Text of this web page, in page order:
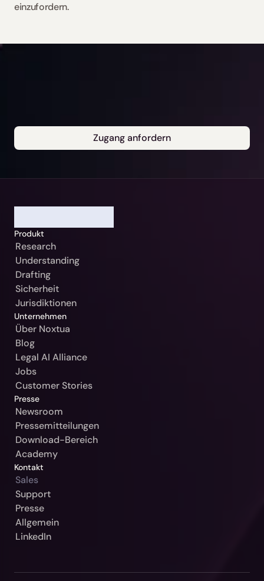
einzufordern.
Österreich / MANZ-Noxtua
Schweiz / Swiss-Noxtua
Polen / Beck-Noxtua
Czech Republic / Beck-Noxtua
Slowakei / Beck-Noxtua
Zugang anfordern
Produkt
Research
Understanding
Drafting
Sicherheit
Jurisdiktionen
Unternehmen
Über Noxtua
Blog
Legal AI Alliance
Jobs
Customer Stories
Presse
Newsroom
Pressemitteilungen
Download-Bereich
Academy
Kontakt
Unsere Gerichtsbarkeit
Bitte auswählen
Österreich / MANZ-Noxtua
Abbrechen
Sales
Support
Presse
Allgemein
LinkedIn